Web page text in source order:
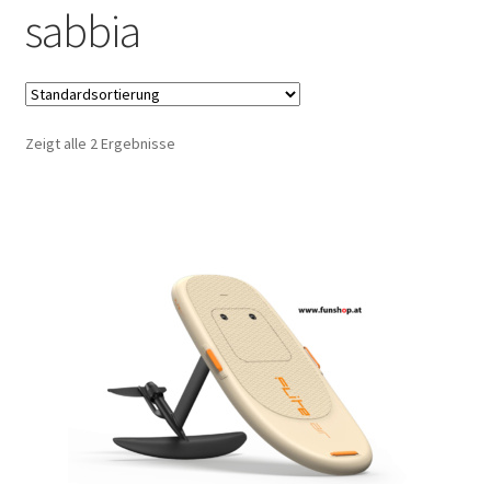
Vorsicht Internetbetrug
Über FunShop
Impressum
sabbia
Zeigt alle 2 Ergebnisse